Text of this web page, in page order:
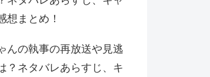
想まとめ！
んの執事の再放送や見逃
？ネタバレあらすじ、キ